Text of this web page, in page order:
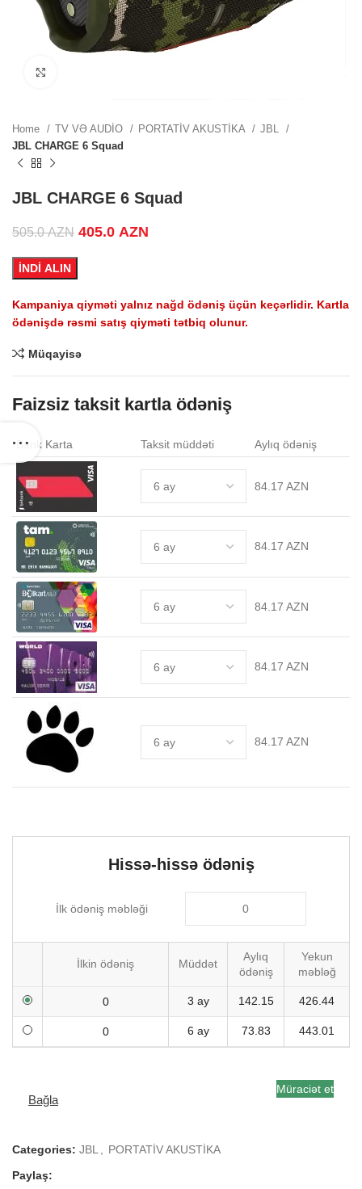
Home TV VƏ AUDİO PORTATİV AKUSTİKA
JBL
JBL CHARGE 6 Squad
JBL CHARGE 6 Squad
505.0AZN Original price was: 505.0 AZN.
405.0 AZN
İNDİ ALIN
Kampaniya qiyməti yalnız nağd ödəniş üçün keçərlidir. Kartla
ödənişdə rəsmi satış qiyməti tətbiq olunur.
Müqayisə
Faizsiz taksit kartla ödəniş
Bank Karta Taksit müddəti Aylıq ödəniş
84.17 AZN
84.17 AZN
84.17 AZN
84.17 AZN
84.17 AZN
Hissə-hissə ödəniş
İlk ödəniş məbləği
İlkin ödəniş Müddət
Aylıq
ödəniş
Yekun
məbləğ
3 ay 142.15 426.44
6 ay 73.83 443.01
Bağla
Müraciət et
Categories: JBL
PORTATİV AKUSTİKA
Paylaş: